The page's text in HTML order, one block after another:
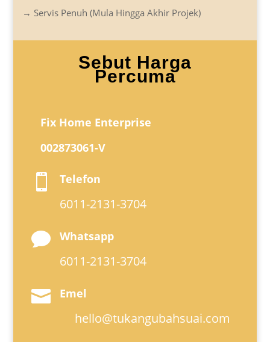
→ Servis Penuh (Mula Hingga Akhir Projek)
Sebut Harga
Percuma
Fix Home Enterprise
002873061-V
 Telefon
6011-2131-3704
 Whatsapp
6011-2131-3704
 Emel
hello@tukangubahsuai.com